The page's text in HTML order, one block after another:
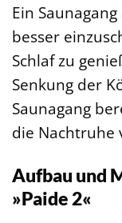
Ein
besser
Schlaf zu
Senkung der
Saunagang
die Nachtruhe
Aufbau und
»Paide 2«